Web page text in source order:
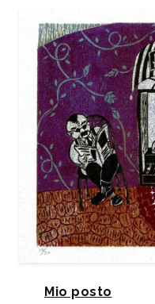
Mio posto